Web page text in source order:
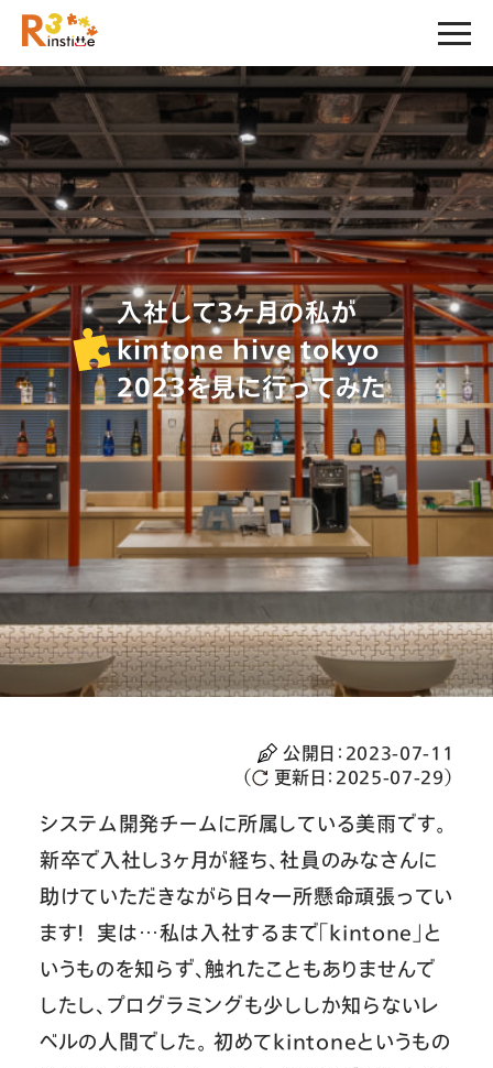
入社して3ヶ月の私が
kintone hive tokyo
2023を見に行ってみた
公開日： 2023-07-11
（
更新日： 2025-07-29）
システム開発チームに所属している美雨です。
新卒で入社し3ヶ月が経ち、社員のみなさんに
助けていただきながら日々一所懸命頑張ってい
ます！ 実は…私は入社するまで「kintone」と
いうものを知らず、触れたこともありませんで
したし、プログラミングも少ししか知らないレ
ベルの人間でした。 初めてkintoneというもの